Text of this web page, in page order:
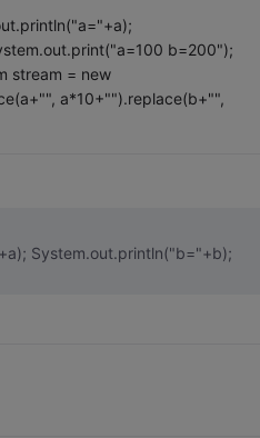
b=200");
stream = new
a*10+"").replace(b+"",